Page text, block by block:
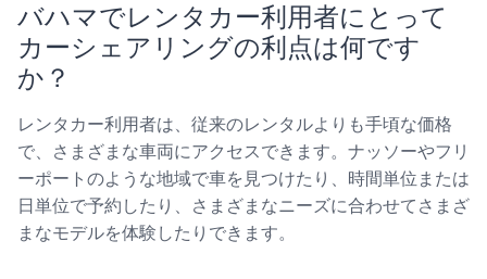
バハマでレンタカー利用者にとって
カーシェアリングの利点は何です
か？
レンタカー利用者は、従来のレンタルよりも手頃な価格
で、さまざまな車両にアクセスできます。ナッソーやフリ
ーポートのような地域で車を見つけたり、時間単位または
日単位で予約したり、さまざまなニーズに合わせてさまざ
まなモデルを体験したりできます。